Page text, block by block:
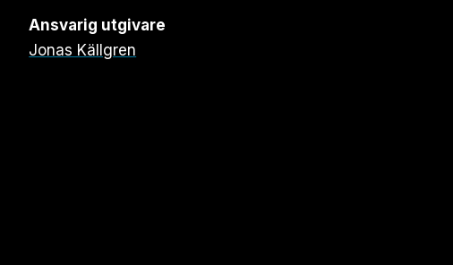
Ansvarig utgivare
Jonas Källgren